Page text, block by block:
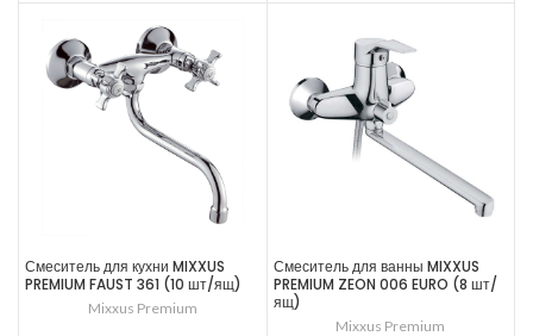
Смеситель для кухни MIXXUS
PREMIUM FAUST 361 (10 шт/ящ)
Mixxus Premium
Смеситель для ванны MIXXUS
PREMIUM ZEON 006 EURO (8 шт/
ящ)
Mixxus Premium